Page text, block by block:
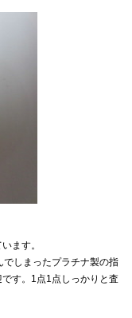
ます。
しまったプラチナ製の指
す。1点1点しっかりと査